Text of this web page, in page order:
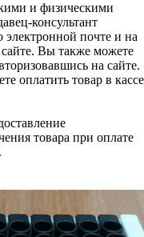
и физическими
консультант
электронной почте и на
Вы также можете
на сайте.
оплатить товар в кассе
товара при оплате